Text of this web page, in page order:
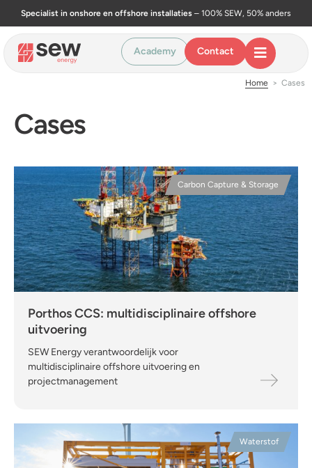
Specialist in onshore en offshore installaties – 100% SEW, 50% anders
Academy Contact
Home > Cases
Cases
Carbon Capture & Storage
Porthos CCS: multidisciplinaire offshore
uitvoering
SEW Energy verantwoordelijk voor
multidisciplinaire offshore uitvoering en
projectmanagement
Waterstof